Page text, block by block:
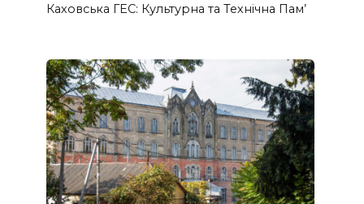
Каховська ГЕС: Культурна та Технічна Пам’